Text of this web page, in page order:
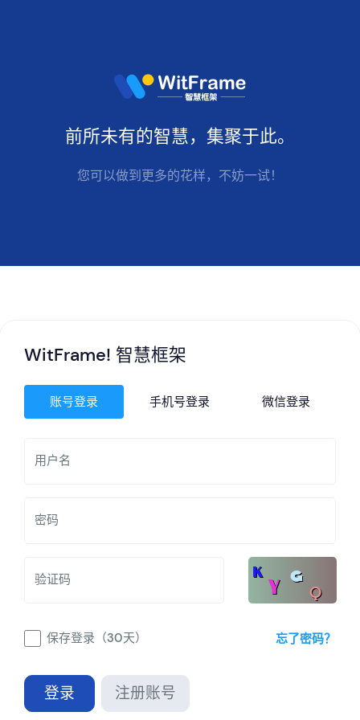
前所未有的智慧，集聚于此。
您可以做到更多的花样，不妨一试！
WitFrame! 智慧框架
账号登录 手机号登录 微信登录
用户名
密码
验证码
保存登录（30天） 忘了密码？
登录 注册账号